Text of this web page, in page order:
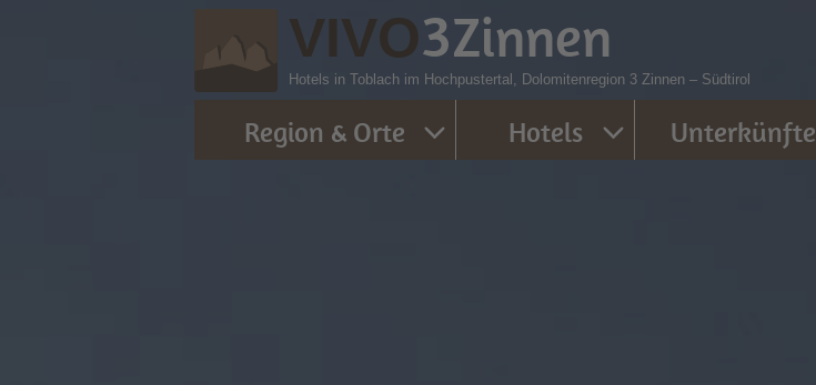
VIVO3Zinnen
Hotels in Toblach im Hochpustertal, Dolomitenregion 3 Zinnen – Südtirol
Region & Orte Hotels Unterkünfte